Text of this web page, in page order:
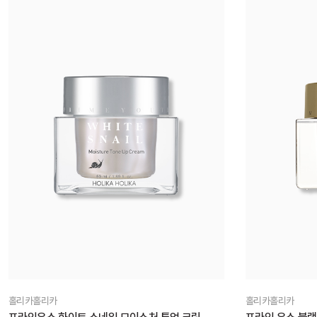
홀리카홀리카 홀리카홀리카